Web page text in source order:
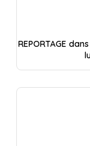
REPORTAGE